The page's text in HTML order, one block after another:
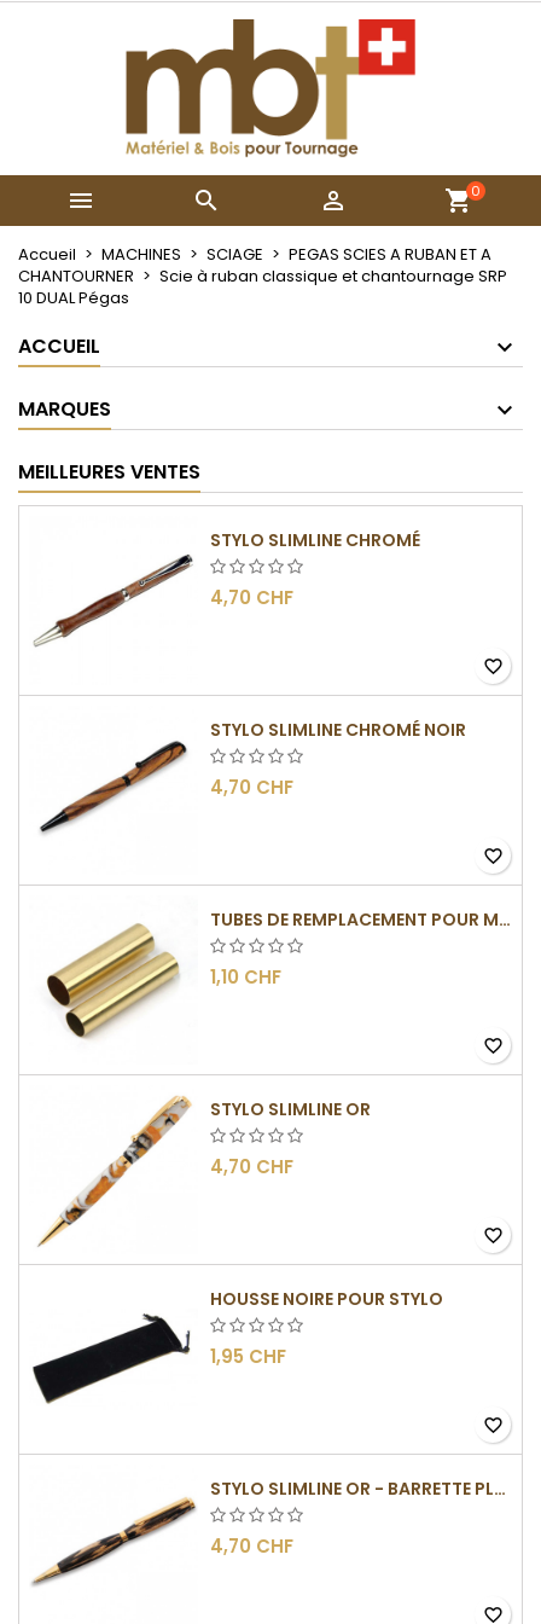
   0
Accueil MACHINES SCIAGE
PEGAS SCIES A RUBAN ET A
CHANTOURNER
Scie à ruban classique et chantournage SRP
10 DUAL Pégas
ACCUEIL
MARQUES
MEILLEURES VENTES
STYLO SLIMLINE CHROMÉ
4,70 CHF
favorite_border
STYLO SLIMLINE CHROMÉ NOIR
4,70 CHF
favorite_border
TUBES DE REMPLACEMENT POUR MÉCANISME SLIMLINE
1,10 CHF
favorite_border
STYLO SLIMLINE OR
4,70 CHF
favorite_border
HOUSSE NOIRE POUR STYLO
1,95 CHF
favorite_border
STYLO SLIMLINE OR - BARRETTE PLATE
4,70 CHF
favorite_border
Mes listes
Créer une nouvelle liste
Créer une liste d'envies
Connexion
Vous devez être connecté pour ajouter des produits à
liste d'envies.